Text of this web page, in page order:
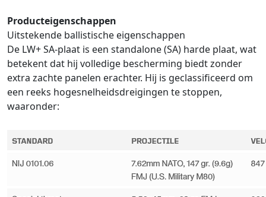
Producteigenschappen
Uitstekende ballistische eigenschappen
De LW+ SA-plaat is een standalone (SA) harde plaat, wat
betekent dat hij volledige bescherming biedt zonder
extra zachte panelen erachter. Hij is geclassificeerd om
een reeks hogesnelheidsdreigingen te stoppen,
waaronder: